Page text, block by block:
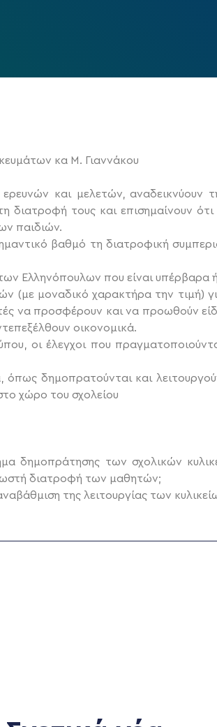
κα Μ. Γιαννάκου
και μελετών,
διατροφή τους και επισημαίνουν
παιδιών.
βαθμό τη διατροφική
Ελληνόπουλων που είναι υπέρβαρα
μοναδικό χαρακτήρα την τιμή)
να προσφέρουν και να προωθούν
οικονομικά.
οι έλεγχοι που
όπως δημοπρατούνται και
χώρο του σχολείου
δημοπράτησης των σχολικών
διατροφή των μαθητών;
της λειτουργίας των